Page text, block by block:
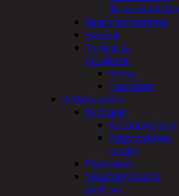
Kaasulämmittimet
Patterit
Tulisijat ja
tarvikkeet
Arinat
Tarvikkeet
Kodintekstiilit
Pyyhkeet
Keittiöpyyhkeet
Kylpypyyhkeet
ja takit
Pöytäliinat
Sisustustyynyt ja
päälliset